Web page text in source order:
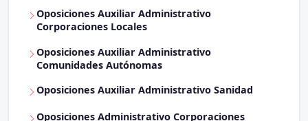
Oposiciones Auxiliar Administrativo
Corporaciones Locales
Oposiciones Auxiliar Administrativo
Comunidades Autónomas
Oposiciones Auxiliar Administrativo Sanidad
Oposiciones Administrativo Corporaciones